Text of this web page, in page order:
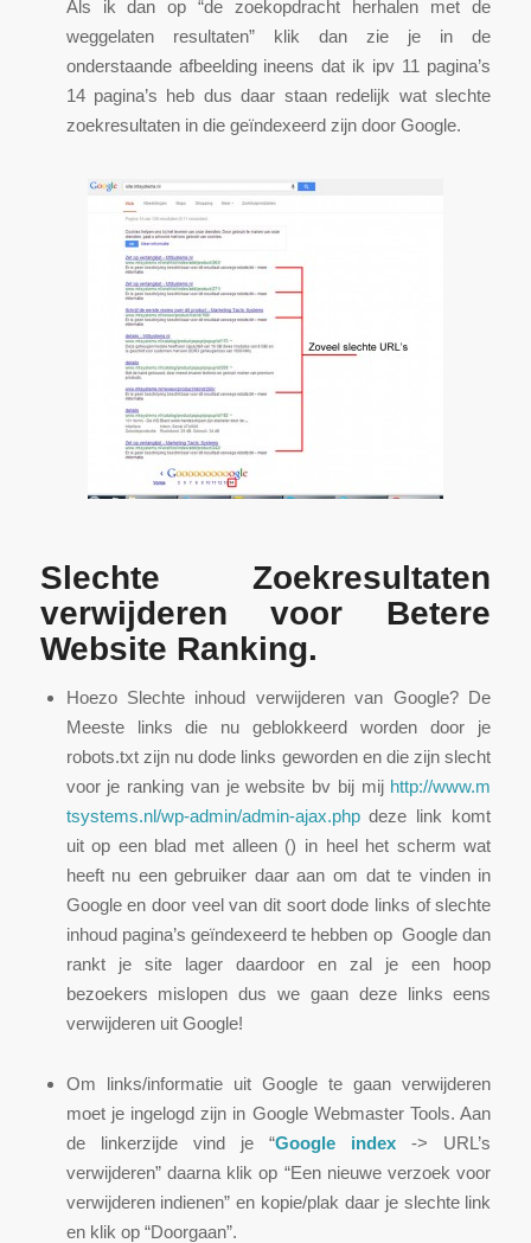
Als ik dan op “de zoekopdracht herhalen met de
weggelaten resultaten” klik dan zie je in de
onderstaande afbeelding ineens dat ik ipv 11 pagina’s
14 pagina’s heb dus daar staan redelijk wat slechte
zoekresultaten in die geïndexeerd zijn door Google.
Slechte Zoekresultaten
verwijderen voor Betere
Website Ranking.
Hoezo Slechte inhoud verwijderen van Google? De
Meeste links die nu geblokkeerd worden door je
robots.txt zijn nu dode links geworden en die zijn slecht
voor je ranking van je website bv bij mij http://www.m
tsystems.nl/wp-admin/admin-ajax.phpdeze link komt
uit op een blad met alleen () in heel het scherm wat
heeft nu een gebruiker daar aan om dat te vinden in
Google en door veel van dit soort dode links of slechte
inhoud pagina’s geïndexeerd te hebben op Google dan
rankt je site lager daardoor en zal je een hoop
bezoekers mislopen dus we gaan deze links eens
verwijderen uit Google!
Om links/informatie uit Google te gaan verwijderen
moet je ingelogd zijn in Google Webmaster Tools. Aan
de linkerzijde vind je “Google index -> URL’s
verwijderen” daarna klik op “Een nieuwe verzoek voor
verwijderen indienen” en kopie/plak daar je slechte link
en klik op “Doorgaan”.